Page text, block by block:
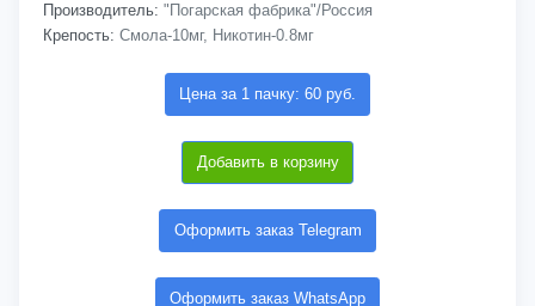
Производитель: "Погарская фабрика"/Россия
Крепость: Смола-10мг, Никотин-0.8мг
Цена за 1 пачку: 60 руб.
Добавить в корзину
Оформить заказ Telegram
Оформить заказ WhatsApp